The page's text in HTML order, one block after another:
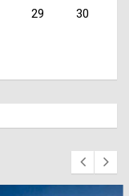
29
30